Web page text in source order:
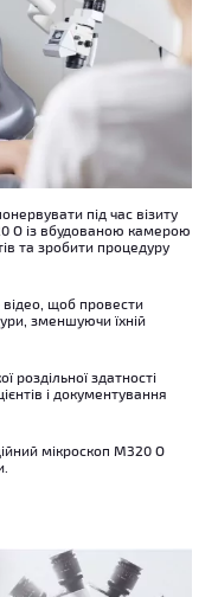
під час візиту
O із вбудованою камерою
та зробити процедуру
щоб провести
зменшуючи їхній
роздільної здатності
і документування
мікроскоп M320 О